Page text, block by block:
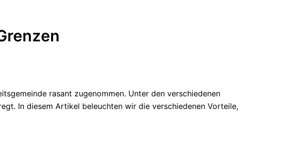
rasant zugenommen. Unter den verschiedenen
In diesem Artikel beleuchten wir die verschiedenen Vorteile,